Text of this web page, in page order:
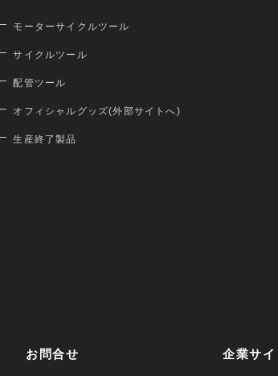
モーターサイクルツール
サイクルツール
配管ツール
オフィシャルグッズ(外部サイトへ)
生産終了製品
お問合せ 企業サイ